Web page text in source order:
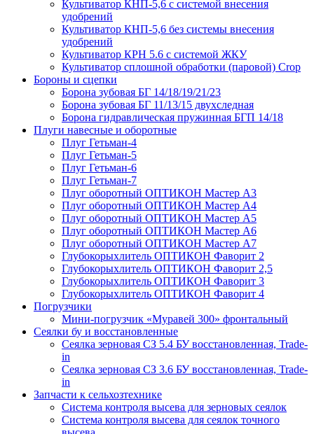
Культиватор КНП-5,6 с системой внесения
удобрений
Культиватор КНП-5,6 без системы внесения
удобрений
Культиватор КРН 5.6 с системой ЖКУ
Культиватор сплошной обработки (паровой) Crop
Бороны и сцепки
Борона зубовая БГ 14/18/19/21/23
Борона зубовая БГ 11/13/15 двухследная
Борона гидравлическая пружинная БГП 14/18
Плуги навесные и оборотные
Плуг Гетьман-4
Плуг Гетьман-5
Плуг Гетьман-6
Плуг Гетьман-7
Плуг оборотный ОПТИКОН Мастер А3
Плуг оборотный ОПТИКОН Мастер А4
Плуг оборотный ОПТИКОН Мастер А5
Плуг оборотный ОПТИКОН Мастер А6
Плуг оборотный ОПТИКОН Мастер А7
Глубокорыхлитель ОПТИКОН Фаворит 2
Глубокорыхлитель ОПТИКОН Фаворит 2,5
Глубокорыхлитель ОПТИКОН Фаворит 3
Глубокорыхлитель ОПТИКОН Фаворит 4
Погрузчики
Мини-погрузчик «Муравей 300» фронтальный
Сеялки бу и восстановленные
Сеялка зерновая СЗ 5.4 БУ восстановленная, Trade-
in
Сеялка зерновая СЗ 3.6 БУ восстановленная, Trade-
in
Запчасти к сельхозтехнике
Система контроля высева для зерновых сеялок
Система контроля высева для сеялок точного